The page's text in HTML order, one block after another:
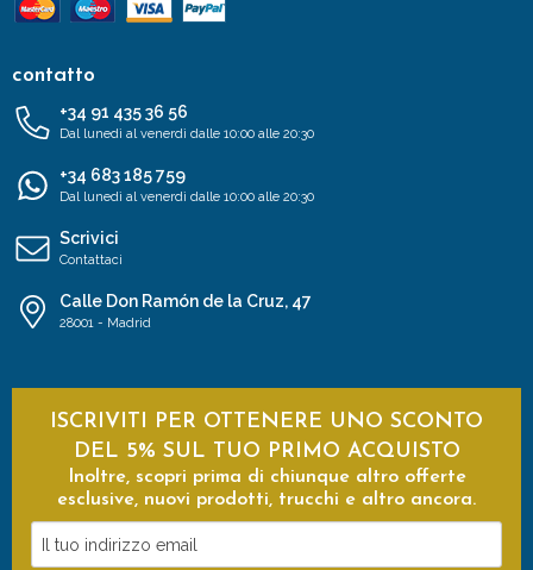
contatto
+34 91 435 36 56
Dal lunedì al venerdì dalle 10:00 alle 20:30
+34 683 185 759
Dal lunedì al venerdì dalle 10:00 alle 20:30
Scrivici
Contattaci
Calle Don Ramón de la Cruz, 47
28001 - Madrid
ISCRIVITI PER OTTENERE UNO SCONTO
DEL 5% SUL TUO PRIMO ACQUISTO
Inoltre, scopri prima di chiunque altro offerte
esclusive, nuovi prodotti, trucchi e altro ancora.
tuo